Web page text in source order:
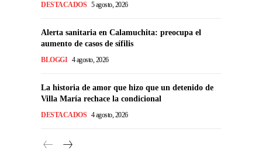
DESTACADOS 5 agosto, 2026
Alerta sanitaria en Calamuchita: preocupa el
aumento de casos de sífilis
BLOGGI 4 agosto, 2026
La historia de amor que hizo que un detenido de
Villa María rechace la condicional
DESTACADOS 4 agosto, 2026